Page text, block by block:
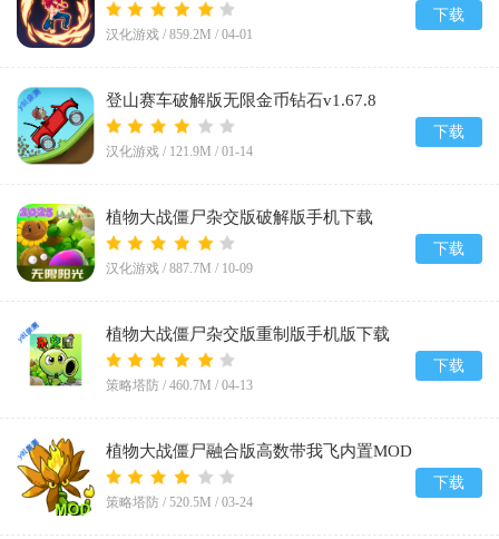
汉化游戏 / 859.2M / 04-01
下载
登山赛车破解版无限金币钻石v1.67.8
汉化游戏 / 121.9M / 01-14
下载
植物大战僵尸杂交版破解版手机下载
(Plants vs Zombies Super Hybrid)v3.12
汉化游戏 / 887.7M / 10-09
下载
植物大战僵尸杂交版重制版手机版下载
v0.19.1.0
策略塔防 / 460.7M / 04-13
下载
植物大战僵尸融合版高数带我飞内置MOD
菜单(PlantsVsZombiesRH-Mod)v3.5
策略塔防 / 520.5M / 03-24
下载